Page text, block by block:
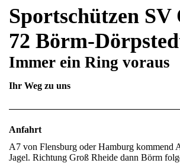
Sportschützen
72 Börm-
Immer ein Ring voraus
Ihr Weg zu uns
Anfahrt
A7 von Flensburg oder Hamburg kommend
Jagel. Richtung Groß Rheide dann Börm